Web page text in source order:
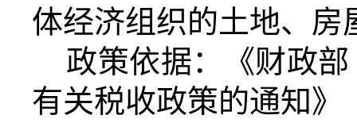
体经济组织的土地、房
政策依据：《财政
有关税收政策的通知》